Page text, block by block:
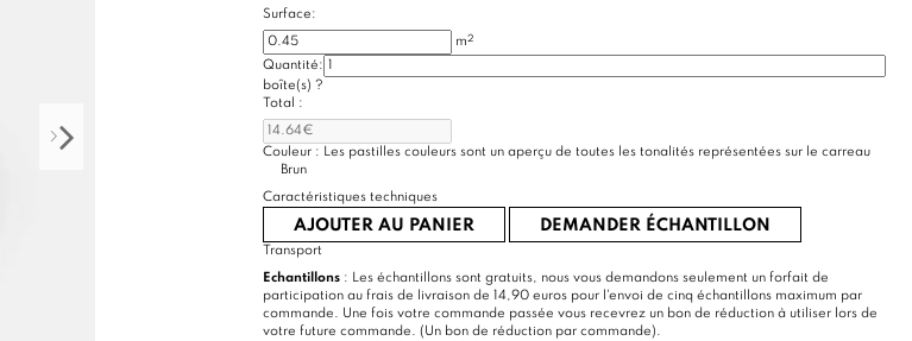
Surface:
m2
Quantité:
boîte(s) ?
Total :
Couleur : Les pastilles couleurs sont un aperçu de toutes les tonalités représentées sur le carreau
Brun
Caractéristiques techniques
AJOUTER AU PANIER DEMANDER ÉCHANTILLON
Transport
Echantillons: Les échantillons sont gratuits, nous vous demandons seulement un forfait de
participation au frais de livraison de 14,90 euros pour l'envoi de cinq échantillons maximum par
commande. Une fois votre commande passée vous recevrez un bon de réduction à utiliser lors de
votre future commande. (Un bon de réduction par commande).